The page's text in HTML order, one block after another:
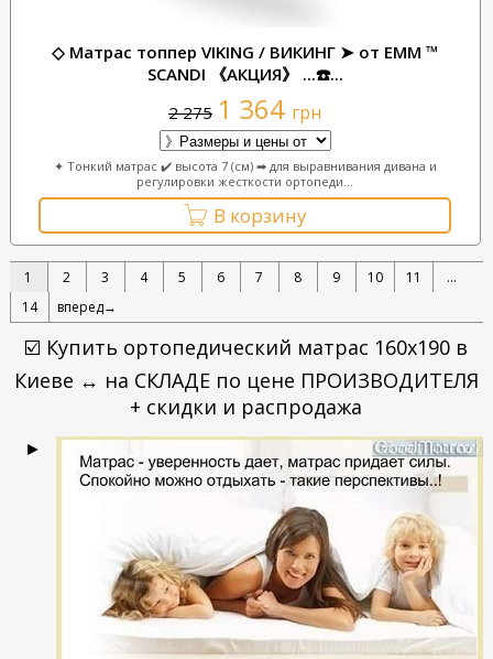
◇ Матрас топпер VIKING / ВИКИНГ ➤ от ЕММ ™
SCANDI 《АКЦИЯ》 ...☎️...
2 275 1 364 грн
✦ Тонкий матрас ✔️ высота 7 (см) ➡ для выравнивания дивана и
регулировки жесткости ортопеди...
В корзину
1 2 3 4 5 6 7 8 9 10 11
...
14
вперед→
☑️ Купить ортопедический матрас 160x190 в
Киеве ↔ на СКЛАДЕ по цене ПРОИЗВОДИТЕЛЯ
+ скидки и распродажа
►